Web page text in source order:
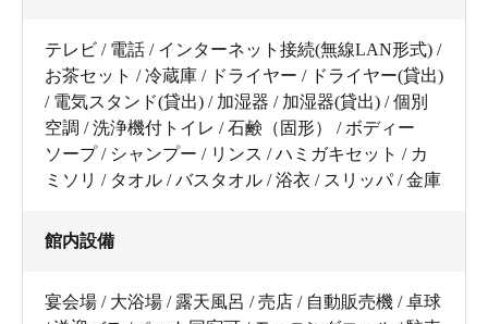
テレビ / 電話 / インターネット接続(無線LAN形式) /
お茶セット / 冷蔵庫 / ドライヤー / ドライヤー(貸出)
/ 電気スタンド(貸出) / 加湿器 / 加湿器(貸出) / 個別
空調 / 洗浄機付トイレ / 石鹸（固形） / ボディー
ソープ / シャンプー / リンス / ハミガキセット / カ
ミソリ / タオル / バスタオル / 浴衣 / スリッパ / 金庫
館内設備
宴会場 / 大浴場 / 露天風呂 / 売店 / 自動販売機 / 卓球